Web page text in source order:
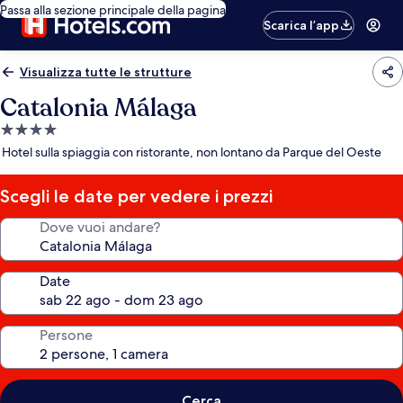
Passa alla sezione principale della pagina
Scarica l’app
Visualizza tutte le strutture
Catalonia Málaga
Struttura
a
stelle
Hotel sulla spiaggia con ristorante, non lontano da Parque del Oeste
Scegli le date per vedere i prezzi
Dove vuoi andare?
Date
Persone